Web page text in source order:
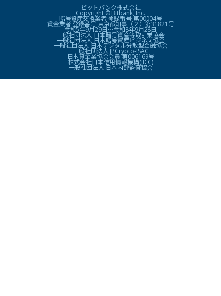
ビットバンク株式会社
Copyright © Bitbank, Inc.
暗号資産交換業者 登録番号 第00004号
貸金業者 登録番号 東京都知事（２）第31821号
令和5年9月29日〜令和8年9月28日
一般社団法人 日本暗号資産等取引業協会
一般社団法人 日本暗号資産ビジネス協会
一般社団法人 日本デジタル分散型金融協会
一般社団法人 JPCrypto-ISAC
日本貸金業協会会員 第006169号
株式会社日本信用情報機構(JICC)
一般社団法人 日本内部監査協会